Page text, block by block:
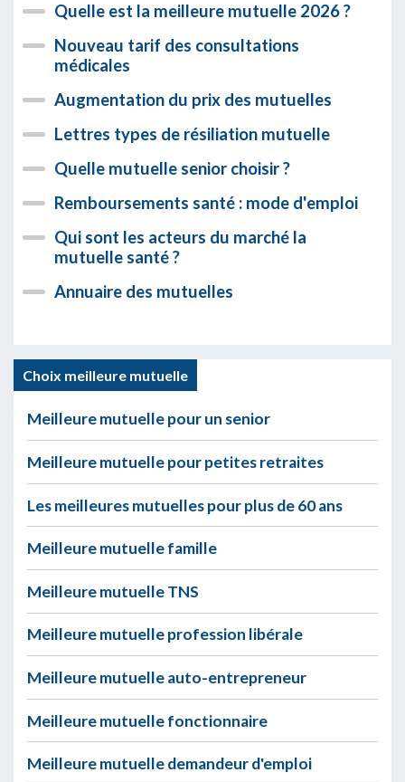
Quelle est la meilleure mutuelle 2026 ?
Nouveau tarif des consultations
médicales
Augmentation du prix des mutuelles
Lettres types de résiliation mutuelle
Quelle mutuelle senior choisir ?
Remboursements santé : mode d'emploi
Qui sont les acteurs du marché la
mutuelle santé ?
Annuaire des mutuelles
Choix meilleure mutuelle
Meilleure mutuelle pour un senior
Meilleure mutuelle pour petites retraites
Les meilleures mutuelles pour plus de 60 ans
Meilleure mutuelle famille
Meilleure mutuelle TNS
Meilleure mutuelle profession libérale
Meilleure mutuelle auto-entrepreneur
Meilleure mutuelle fonctionnaire
Meilleure mutuelle demandeur d'emploi